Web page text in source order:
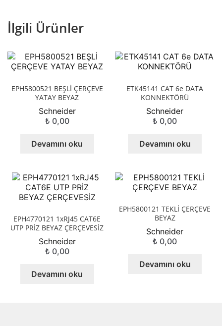
İlgili Ürünler
EPH5800521 BEŞLİ ÇERÇEVE
YATAY BEYAZ
Schneider
₺ 0,00
Devamını oku
ETK45141 CAT 6e DATA
KONNEKTÖRÜ
Schneider
₺ 0,00
Devamını oku
EPH4770121 1xRJ45 CAT6E
UTP PRİZ BEYAZ ÇERÇEVESİZ
Schneider
₺ 0,00
Devamını oku
EPH5800121 TEKLİ ÇERÇEVE
BEYAZ
Schneider
₺ 0,00
Devamını oku